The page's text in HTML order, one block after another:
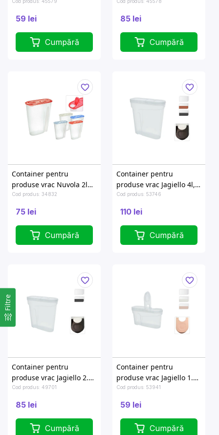
Filtre
18cm
59 lei
Cumpără
21.5cm, cu dozator
85 lei
Cumpără
Container pentru
produse vrac Nuvola 2l
19X9.4X23cm
Cod produs: 34832
75 lei
Cumpără
Container pentru
produse vrac Jagiello 4l,
25X9.5X2.7cm, cu dozator
Cod produs: 53746
110 lei
Cumpără
Container pentru
produse vrac Jagiello 2.4l,
22X8X23.5cm, cu dozator
Cod produs: 49701
85 lei
Cumpără
Container pentru
produse vrac Jagiello 1.3l,
22X8X12cm, cu dozator
Cod produs: 53941
59 lei
Cumpără